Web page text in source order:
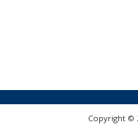
Copyright ©